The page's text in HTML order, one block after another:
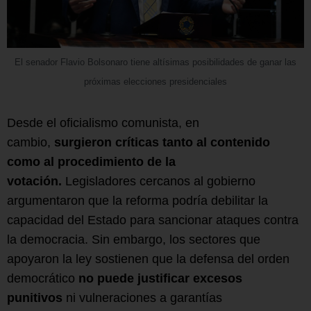
El senador Flavio Bolsonaro tiene altísimas posibilidades de ganar las
próximas elecciones presidenciales
Desde el oficialismo comunista, en
cambio, surgieron críticas tanto al contenido
como al procedimiento de la
votación. Legisladores cercanos al gobierno
argumentaron que la reforma podría debilitar la
capacidad del Estado para sancionar ataques contra
la democracia. Sin embargo, los sectores que
apoyaron la ley sostienen que la defensa del orden
democrático no puede justificar excesos
punitivos ni vulneraciones a garantías